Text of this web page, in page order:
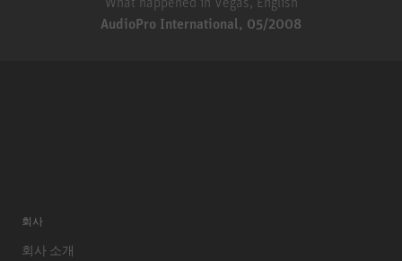
AudioPro International, 05/2008
회사
회사 소개